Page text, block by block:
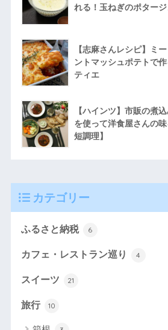
れる！玉ねぎのポタージ
【志麻さんレシピ】ミ
ントマッシュポテトで
ティエ
【ハインツ】市販の煮
を使って洋食屋さんの
短調理】
カテゴリー
ふるさと納税 6
カフェ・レストラン巡り 4
スイーツ 21
旅行 10